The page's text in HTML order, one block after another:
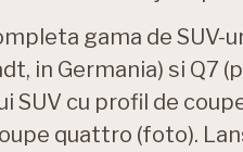
gama de SUV-
in Germania) si Q7
SUV cu profil de
quattro (foto).